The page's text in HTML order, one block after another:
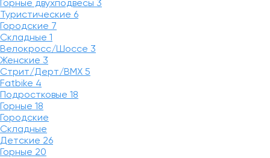
Горные двухподвесы 3
Туристические 6
Городские 7
Складные 1
Велокросс/Шоссе 3
Женские 3
Стрит/Дерт/BMX 5
Fatbike 4
Подростковые 18
Горные 18
Городские
Складные
Детские 26
Горные 20